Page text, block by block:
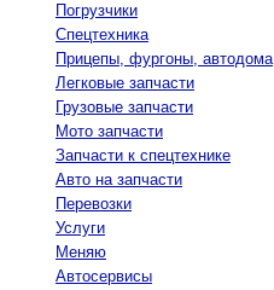
Погрузчики
Спецтехника
Прицепы, фургоны, автодома
Легковые запчасти
Грузовые запчасти
Мото запчасти
Запчасти к спецтехнике
Авто на запчасти
Перевозки
Услуги
Меняю
Автосервисы